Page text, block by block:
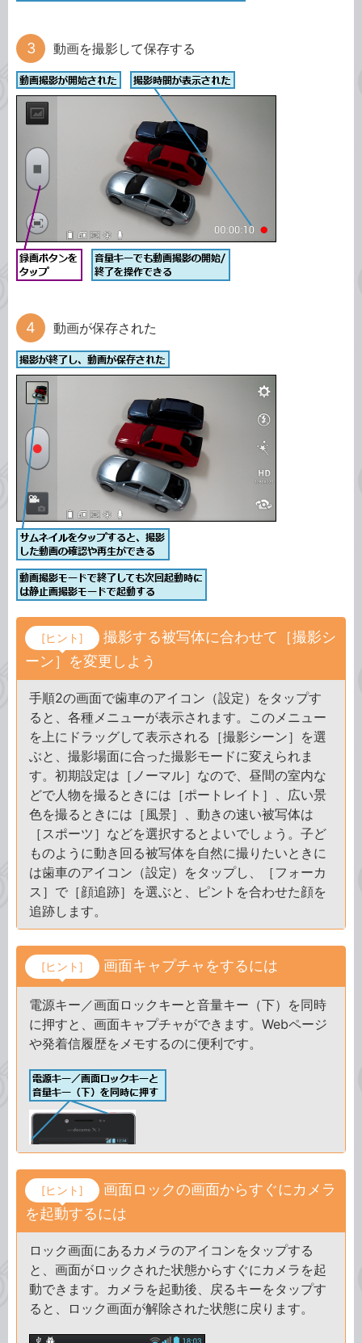
動画を撮影して保存する
動画が保存された
[ヒント]
撮影する被写体に合わせて［撮影シ
ーン］を変更しよう
手順2の画面で歯車のアイコン（設定）をタップす
ると、各種メニューが表示されます。このメニュー
を上にドラッグして表示される［撮影シーン］を選
ぶと、撮影場面に合った撮影モードに変えられま
す。初期設定は［ノーマル］なので、昼間の室内な
どで人物を撮るときには［ポートレイト］、広い景
色を撮るときには［風景］、動きの速い被写体は
［スポーツ］などを選択するとよいでしょう。子ど
ものように動き回る被写体を自然に撮りたいときに
は歯車のアイコン（設定）をタップし、［フォーカ
ス］で［顔追跡］を選ぶと、ピントを合わせた顔を
追跡します。
[ヒント] 画面キャプチャをするには
電源キー／画面ロックキーと音量キー（下）を同時
に押すと、画面キャプチャができます。Webページ
や発着信履歴をメモするのに便利です。
[ヒント]
画面ロックの画面からすぐにカメラ
を起動するには
ロック画面にあるカメラのアイコンをタップする
と、画面がロックされた状態からすぐにカメラを起
動できます。カメラを起動後、戻るキーをタップす
ると、ロック画面が解除された状態に戻ります。